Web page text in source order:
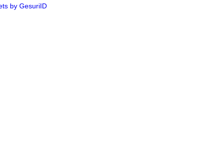
by GesuriID